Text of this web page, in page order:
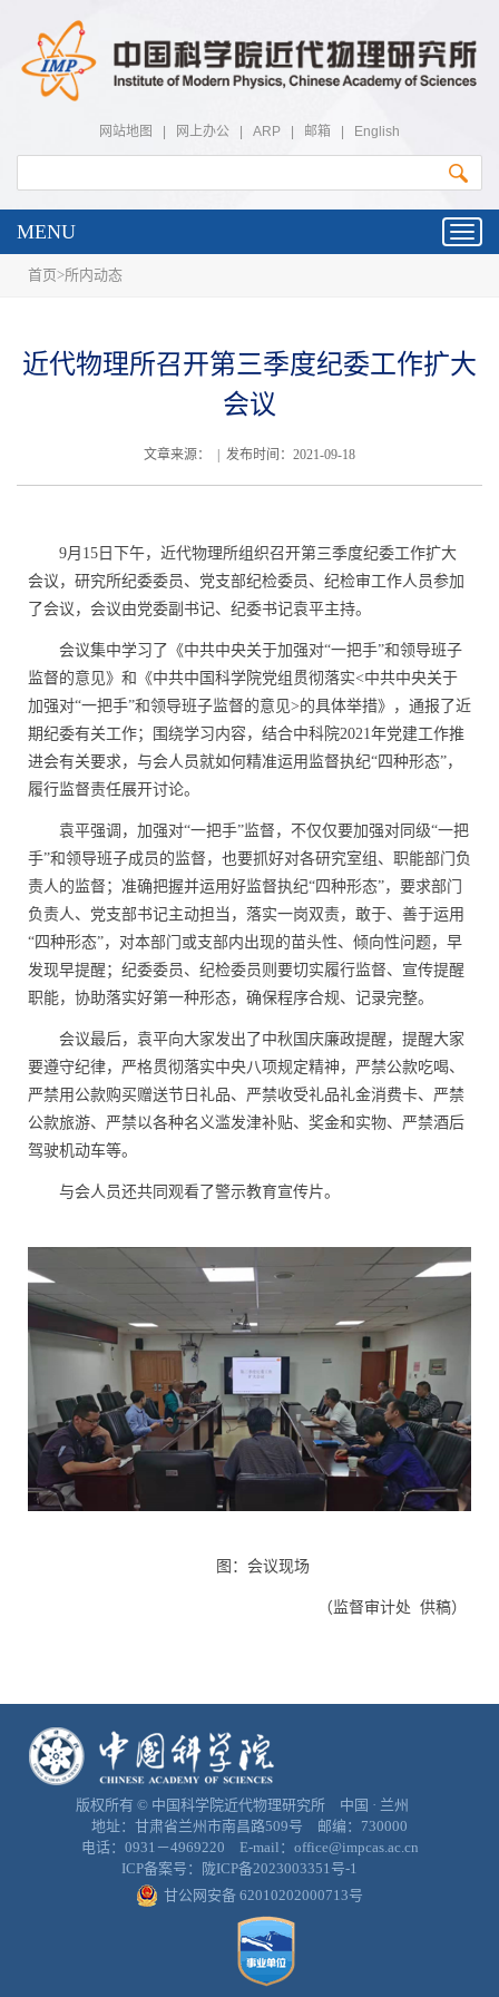
网站地图 网上办公 ARP 邮箱 English
MENU
首页>所内动态
近代物理所召开第三季度纪委工作扩大
会议
文章来源： | 发布时间：2021-09-18
9月15日下午，近代物理所组织召开第三季度纪委工作扩大
会议，研究所纪委委员、党支部纪检委员、纪检审工作人员参加
了会议，会议由党委副书记、纪委书记袁平主持。
会议集中学习了《中共中央关于加强对“一把手”和领导班子
监督的意见》和《中共中国科学院党组贯彻落实<中共中央关于
加强对“一把手”和领导班子监督的意见>的具体举措》，通报了近
期纪委有关工作；围绕学习内容，结合中科院2021年党建工作推
进会有关要求，与会人员就如何精准运用监督执纪“四种形态”，
履行监督责任展开讨论。
袁平强调，加强对“一把手”监督，不仅仅要加强对同级“一把
手”和领导班子成员的监督，也要抓好对各研究室组、职能部门负
责人的监督；准确把握并运用好监督执纪“四种形态”，要求部门
负责人、党支部书记主动担当，落实一岗双责，敢于、善于运用
“四种形态”，对本部门或支部内出现的苗头性、倾向性问题，早
发现早提醒；纪委委员、纪检委员则要切实履行监督、宣传提醒
职能，协助落实好第一种形态，确保程序合规、记录完整。
会议最后，袁平向大家发出了中秋国庆廉政提醒，提醒大家
要遵守纪律，严格贯彻落实中央八项规定精神，严禁公款吃喝、
严禁用公款购买赠送节日礼品、严禁收受礼品礼金消费卡、严禁
公款旅游、严禁以各种名义滥发津补贴、奖金和实物、严禁酒后
驾驶机动车等。
与会人员还共同观看了警示教育宣传片。
图：会议现场
（监督审计处 供稿）
版权所有 © 中国科学院近代物理研究所 中国 · 兰州
地址：甘肃省兰州市南昌路509号 邮编：730000
电话：0931－4969220 E-mail：office@impcas.ac.cn
ICP备案号：
陇ICP备2023003351号-1
甘公网安备 62010202000713号